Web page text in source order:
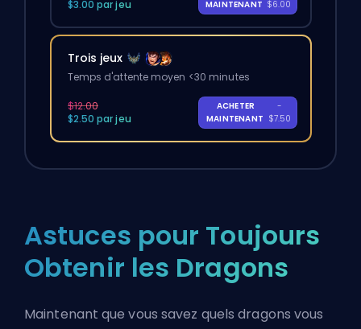
$3.00 par jeu MAINTENANT $6.00
Trois jeux
Temps d'attente moyen <30 minutes
$12.00
$2.50 par jeu
ACHETER
MAINTENANT
-
$7.50
Astuces pour Toujours
Obtenir les Dragons
Maintenant que vous savez quels dragons vous